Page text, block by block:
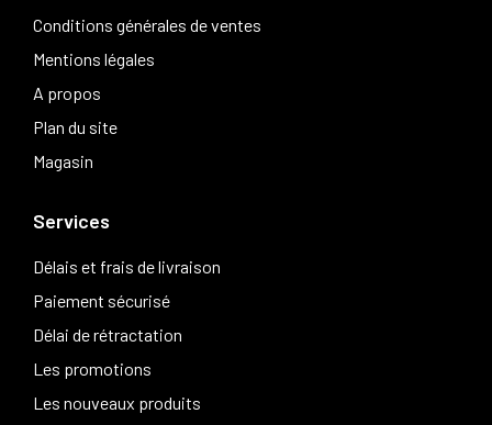
Conditions générales de ventes
Mentions légales
A propos
Plan du site
Magasin
Services
Délais et frais de livraison
Paiement sécurisé
Délai de rétractation
Les promotions
Les nouveaux produits